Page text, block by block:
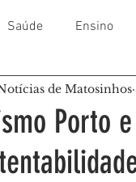
Saúde Ensino
Leça da Palmeira
Infesta Perafita
Porto
de Matosinhos